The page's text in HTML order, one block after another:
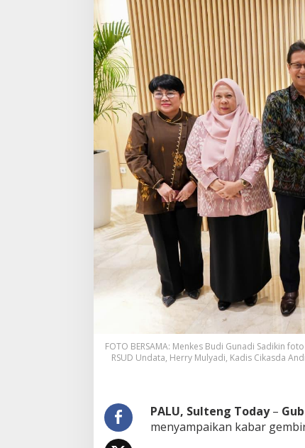
FOTO BERSAMA: Menkes Budi Gunadi Sadikin
RSUD Undata, Herry Mulyadi, Kadis Cikasda
PALU, Sulteng Today–
menyampaikan kabar